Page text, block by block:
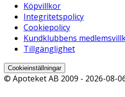
Köpvillkor
Integritetspolicy
Cookiepolicy
Kundklubbens
Tillgänglighet
Cookieinställningar
© Apoteket AB 2009 - 2026-08-